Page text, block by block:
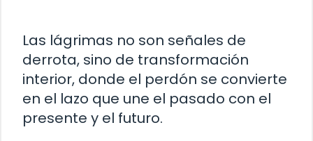
Las lágrimas no son señales de
derrota, sino de transformación
interior, donde el perdón se convierte
en el lazo que une el pasado con el
presente y el futuro.